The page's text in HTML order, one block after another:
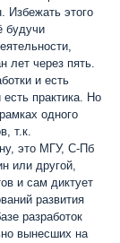
Избежать этого
будучи
лет через пять.
и есть
практика. Но
одного
т.к.
это МГУ, С-Пб
или другой,
и сам диктует
развития
разработок
вынесших на